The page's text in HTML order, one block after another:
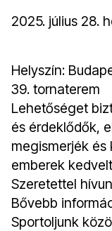
2025. július 28.
Helyszín:
39. tornaterem
Lehetőséget
és érdeklődők,
megismerjék és
emberek
Szeretettel
Bővebb
Sportoljunk